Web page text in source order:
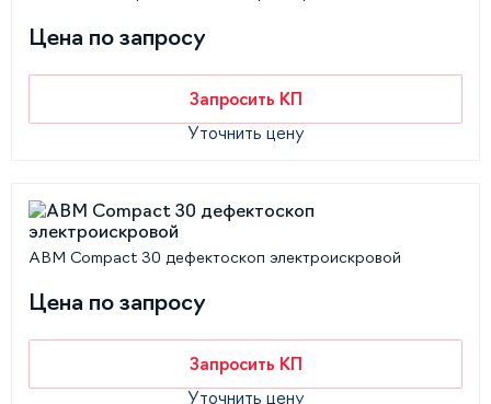
Цена по запросу
Запросить КП
Уточнить цену
АВМ Compact 30 дефектоскоп электроискровой
Цена по запросу
Запросить КП
Уточнить цену